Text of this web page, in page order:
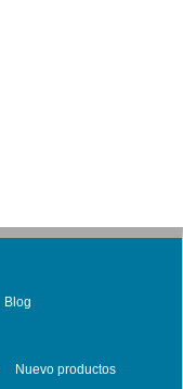
Blog
Nuevo productos